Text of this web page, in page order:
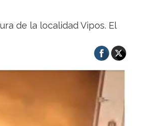
de la localidad Vipos. El